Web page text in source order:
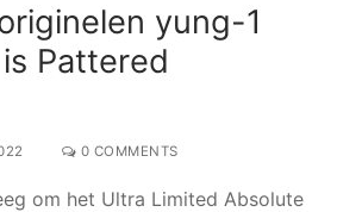
yung-1
is Pattered
0 COMMENTS
om het Ultra Limited Absolute